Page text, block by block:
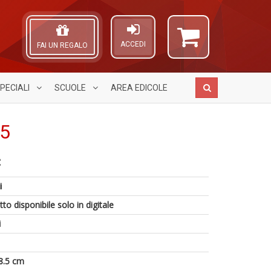
ACCEDI
FAI UN REGALO
SCUOLE AREA EDICOLE
disponibile solo in digitale
cm